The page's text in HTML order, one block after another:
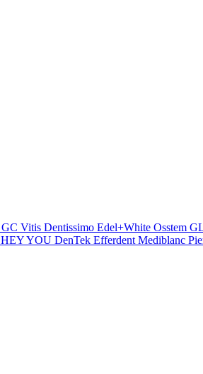
GC Vitis Dentissimo Edel+White Osstem
HEY YOU DenTek Efferdent Mediblanc